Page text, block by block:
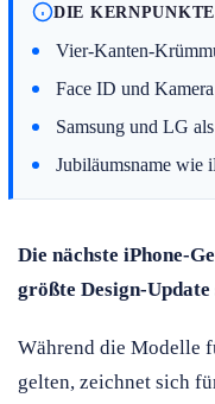
DIE KERNPUNKTE
Vier-Kanten-
Face ID und
Samsung und LG
Jubiläumsname wie
Die nächste iPhone-
größte Design-
Während die Modelle
gelten, zeichnet sich